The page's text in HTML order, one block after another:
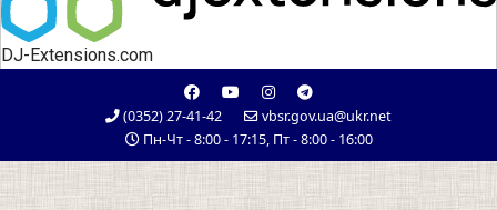
DJ-Extensions.com
(0352) 27-41-42
vbsr.gov.ua@ukr.net
Пн-Чт - 8:00 - 17:15, Пт - 8:00 - 16:00